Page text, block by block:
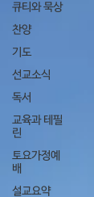
큐티와 묵상
찬양
기도
선교소식
독서
교육과 테필
린
토요가정예
배
설교요약